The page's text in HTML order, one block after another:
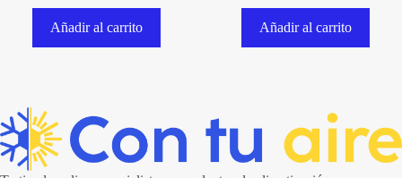
Añadir al carrito Añadir al carrito